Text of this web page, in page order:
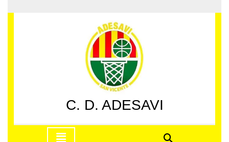
al
C. D. ADESAVI